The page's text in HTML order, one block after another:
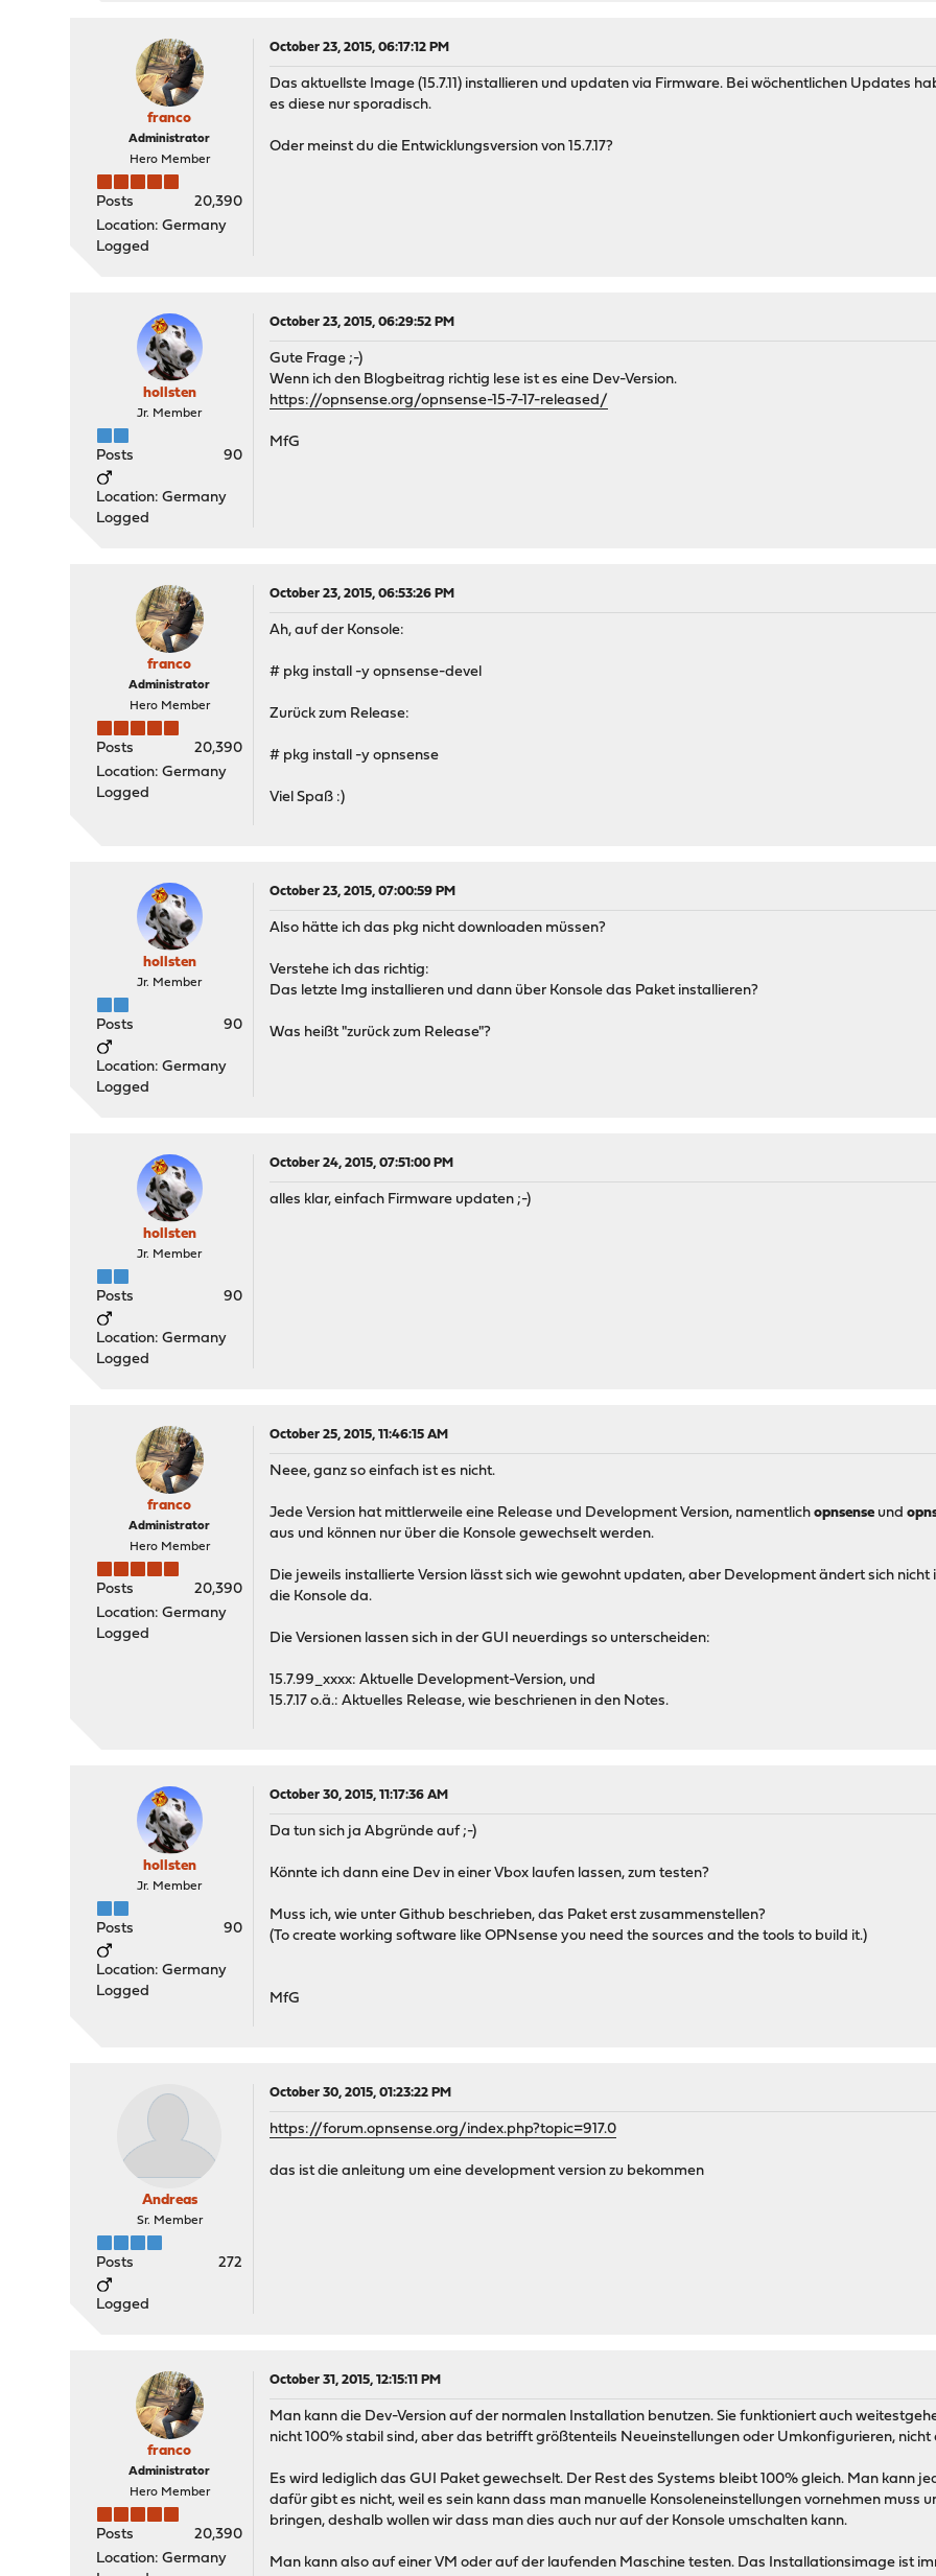
franco
Administrator
Hero Member
Posts
20,390
Location: Germany
Logged
October 23, 2015, 06:17:12 PM
Das aktuellste Image (15.7.11) installieren und updaten via Firmware. Bei wöchentlichen Updates
es diese nur sporadisch.
Oder meinst du die Entwicklungsversion von 15.7.17?
hollsten
Jr. Member
Posts 90
Location: Germany
Logged
October 23, 2015, 06:29:52 PM
Gute Frage ;-)
Wenn ich den Blogbeitrag richtig lese ist es eine Dev-Version.
https://opnsense.org/opnsense-15-7-17-released/
MfG
franco
Administrator
Hero Member
Posts
20,390
Location: Germany
Logged
October 23, 2015, 06:53:26 PM
Ah, auf der Konsole:
# pkg install -y opnsense-devel
Zurück zum Release:
# pkg install -y opnsense
Viel Spaß :)
hollsten
Jr. Member
Posts 90
Location: Germany
Logged
October 23, 2015, 07:00:59 PM
Also hätte ich das pkg nicht downloaden müssen?
Verstehe ich das richtig:
Das letzte Img installieren und dann über Konsole das Paket installieren?
Was heißt "zurück zum Release"?
hollsten
Jr. Member
Posts 90
Location: Germany
Logged
October 24, 2015, 07:51:00 PM
alles klar, einfach Firmware updaten ;-)
franco
Administrator
Hero Member
Posts
20,390
Location: Germany
Logged
October 25, 2015, 11:46:15 AM
Neee, ganz so einfach ist es nicht.
Jede Version hat mittlerweile eine Release und Development Version, namentlichopnsense und
aus und können nur über die Konsole gewechselt werden.
Die jeweils installierte Version lässt sich wie gewohnt updaten, aber Development ändert sich
die Konsole da.
Die Versionen lassen sich in der GUI neuerdings so unterscheiden:
15.7.99_xxxx: Aktuelle Development-Version, und
15.7.17 o.ä.: Aktuelles Release, wie beschrienen in den Notes.
hollsten
Jr. Member
Posts 90
Location: Germany
Logged
October 30, 2015, 11:17:36 AM
Da tun sich ja Abgründe auf ;-)
Könnte ich dann eine Dev in einer Vbox laufen lassen, zum testen?
Muss ich, wie unter Github beschrieben, das Paket erst zusammenstellen?
(To create working software like OPNsense you need the sources and the tools to build it.)
MfG
Andreas
Sr. Member
Posts 272
Logged
October 30, 2015, 01:23:22 PM
https://forum.opnsense.org/index.php?topic=917.0
das ist die anleitung um eine development version zu bekommen
franco
Administrator
Hero Member
Posts
20,390
Location: Germany
October 31, 2015, 12:15:11 PM
Man kann die Dev-Version auf der normalen Installation benutzen. Sie funktioniert auch
nicht 100% stabil sind, aber das betrifft größtenteils Neueinstellungen oder Umkonfigurieren,
Es wird lediglich das GUI Paket gewechselt. Der Rest des Systems bleibt 100% gleich. Man kann
dafür gibt es nicht, weil es sein kann dass man manuelle Konsoleneinstellungen vornehmen muss
bringen, deshalb wollen wir dass man dies auch nur auf der Konsole umschalten kann.
Man kann also auf einer VM oder auf der laufenden Maschine testen. Das Installationsimage ist